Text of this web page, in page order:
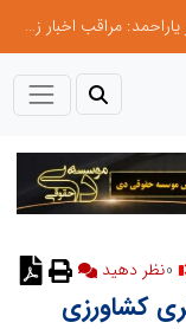
طرحواره های فعال شده در پساجنگ؛ هشدار دکتر یاراحمد: مراقب اخبار زرد و واکنش های هیجانی باشید
کشاورزی